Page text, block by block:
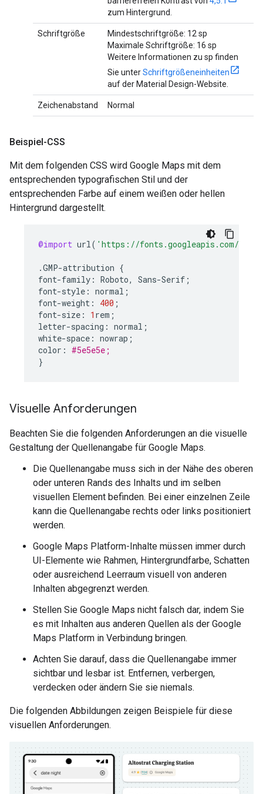
zum Hintergrund.
Schriftgröße
Mindestschriftgröße: 12 sp
Maximale Schriftgröße: 16 sp
Weitere Informationen zu sp finden
Sie unterSchriftgrößeneinheiten
auf der Material Design-Website.
Zeichenabstand Normal
Beispiel-CSS
Mit dem folgenden CSS wird Google Maps mit dem
entsprechenden typografischen Stil und der
entsprechenden Farbe auf einem weißen oder hellen
Hintergrund dargestellt.
@import url ( 'https://fonts.googleapis.com/
.GMP-attribution {
font-family : Roboto, Sans-Serif ;
font-style : normal ;
font-weight : 400 ;
font-size : 1 rem ;
letter-spacing : normal ;
white-space : nowrap ;
color : #5e5e5e;
}
Visuelle Anforderungen
Beachten Sie die folgenden Anforderungen an die visuelle
Gestaltung der Quellenangabe für Google Maps.
Die Quellenangabe muss sich in der Nähe des oberen
oder unteren Rands des Inhalts und im selben
visuellen Element befinden. Bei einer einzelnen Zeile
kann die Quellenangabe rechts oder links positioniert
werden.
Google Maps Platform-Inhalte müssen immer durch
UI-Elemente wie Rahmen, Hintergrundfarbe, Schatten
oder ausreichend Leerraum visuell von anderen
Inhalten abgegrenzt werden.
Stellen Sie Google Maps nicht falsch dar, indem Sie
es mit Inhalten aus anderen Quellen als der Google
Maps Platform in Verbindung bringen.
Achten Sie darauf, dass die Quellenangabe immer
sichtbar und lesbar ist. Entfernen, verbergen,
verdecken oder ändern Sie sie niemals.
Die folgenden Abbildungen zeigen Beispiele für diese
visuellen Anforderungen.